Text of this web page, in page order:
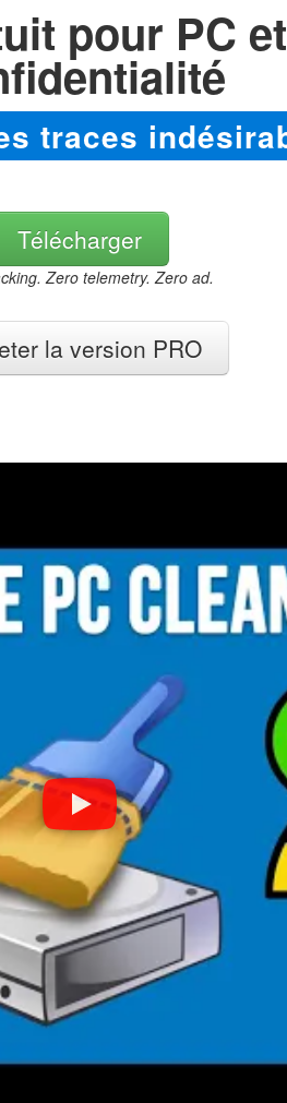
pour PC
traces
Télécharger
Zero telemetry. Zero ad.
la version PRO